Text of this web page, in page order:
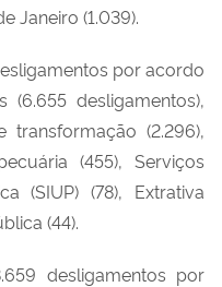
Janeiro (1.039).
por acordo
(6.655 desligamentos),
transformação (2.296),
(455), Serviços
(SIUP) (78), Extrativa
(44).
desligamentos por